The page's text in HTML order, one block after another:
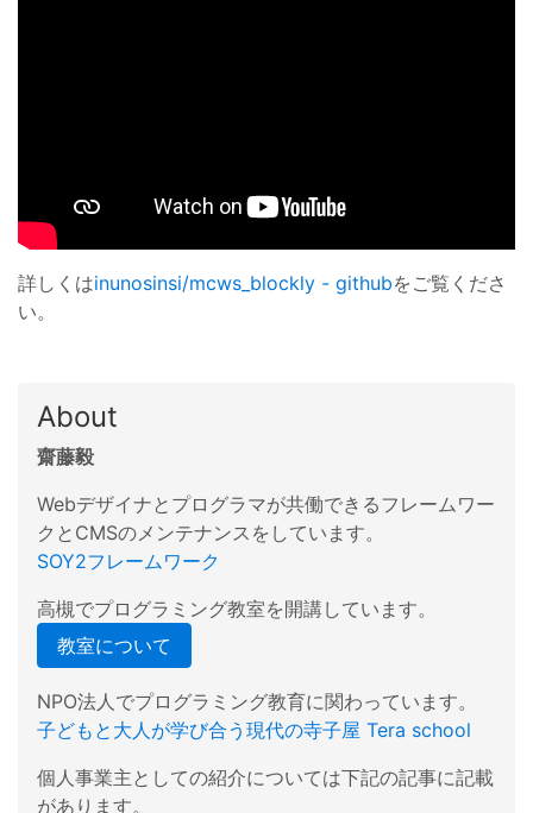
詳しくはinunosinsi/mcws_blockly - githubをご覧くださ
い。
About
齋藤毅
Webデザイナとプログラマが共働できるフレームワー
クとCMSのメンテナンスをしています。
SOY2フレームワーク
高槻でプログラミング教室を開講しています。
教室について
NPO法人でプログラミング教育に関わっています。
子どもと大人が学び合う現代の寺子屋 Tera school
個人事業主としての紹介については下記の記事に記載
があります。